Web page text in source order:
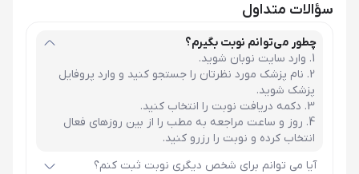
سؤالات متداول
چطور می‌توانم نوبت بگیرم؟
وارد سایت نوبان شوید.
نام پزشک مورد نظرتان را جستجو کنید و وارد پروفایل
پزشک شوید.
دکمه دریافت نوبت را انتخاب کنید.
روز و ساعت مراجعه به مطب را از بین روزهای فعال
انتخاب کرده و نوبت را رزرو کنید.
آیا می توانم برای شخص دیگری نوبت ثبت کنم؟